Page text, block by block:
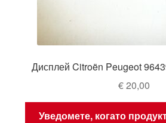
Дисплей Citroën Peugeot
€20,00
Уведомете, когато